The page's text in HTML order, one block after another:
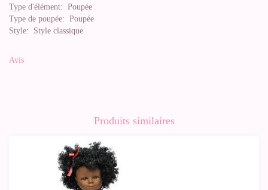
Type d'élément: Poupée
Type de poupée: Poupée
Style: Style classique
Avis
Produits similaires